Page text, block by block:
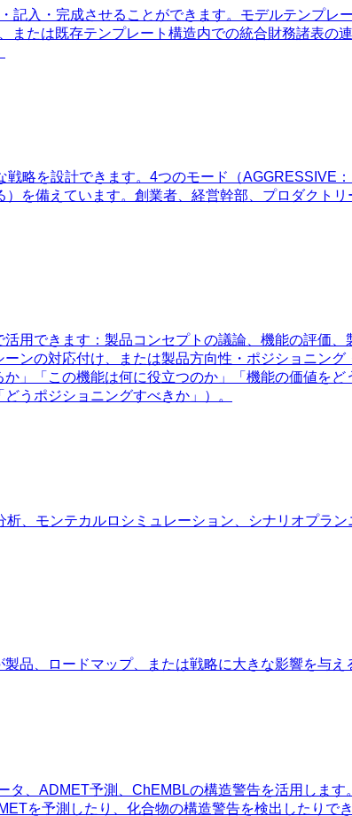
入・完成させることができます。モデルテンプレ
たは既存テンプレート構造内での統合財務諸表の
略を設計できます。4つのモード（AGGRESSIVE
を備えています。創業者、経営幹部、プロダクト
用できます：製品コンセプトの議論、機能の評価
ンの対応付け、または製品方向性・ポジショニン
」「この機能は何に役立つのか」「機能の価値を
うポジショニングすべきか」）。
、モンテカルロシミュレーション、シナリオプラ
、ロードマップ、または戦略に大きな影響を与え
、ADMET予測、ChEMBLの構造警告を活用しま
を予測したり、化合物の構造警告を検出したりで